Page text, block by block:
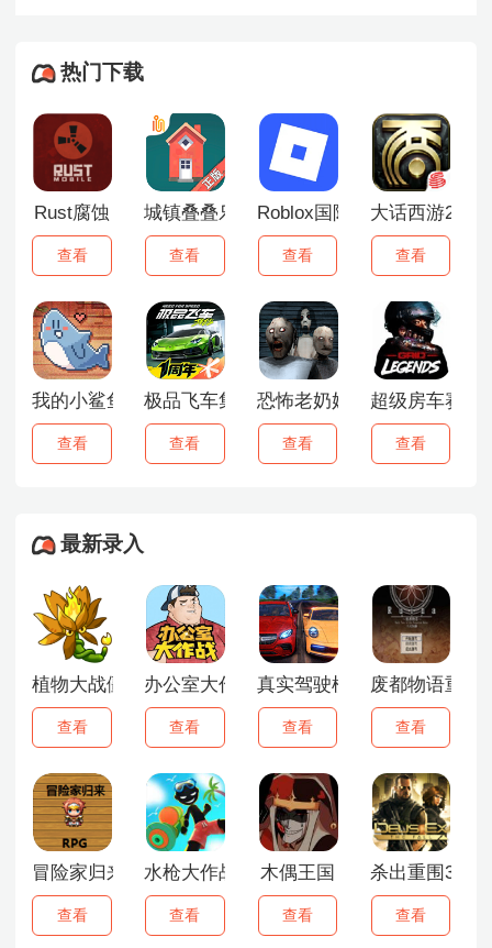
热门下载
Rust腐蚀
查看
城镇叠叠乐手机版
查看
Roblox国际服
查看
大话西游2口
查看
我的小鲨鱼正版
查看
极品飞车集结
查看
恐怖老奶奶3中文版
查看
超级房车赛传
查看
最新录入
植物大战僵尸融合版3.0
查看
办公室大作战
查看
真实驾驶模拟器
查看
废都物语重制
查看
冒险家归来
查看
水枪大作战
查看
木偶王国
查看
杀出重围3中
查看